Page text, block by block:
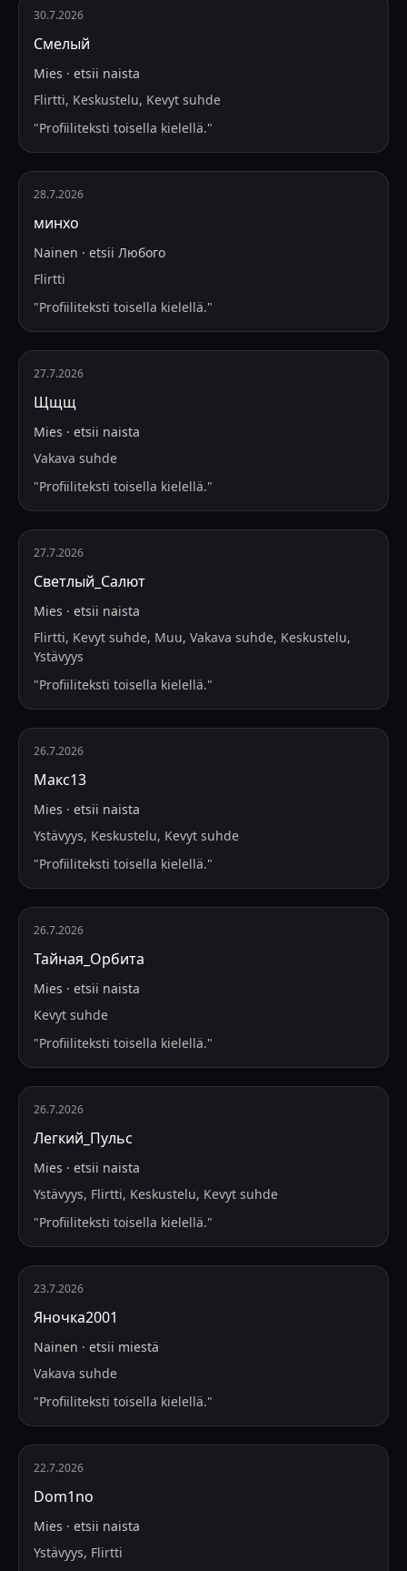
30.7.2026
Смелый
Mies · etsii naista
Flirtti, Keskustelu, Kevyt suhde
"Profiiliteksti toisella kielellä."
28.7.2026
минхо
Nainen · etsii Любого
Flirtti
"Profiiliteksti toisella kielellä."
27.7.2026
Щщщ
Mies · etsii naista
Vakava suhde
"Profiiliteksti toisella kielellä."
27.7.2026
Светлый_Салют
Mies · etsii naista
Flirtti, Kevyt suhde, Muu, Vakava suhde, Keskustelu,
Ystävyys
"Profiiliteksti toisella kielellä."
26.7.2026
Макс13
Mies · etsii naista
Ystävyys, Keskustelu, Kevyt suhde
"Profiiliteksti toisella kielellä."
26.7.2026
Тайная_Орбита
Mies · etsii naista
Kevyt suhde
"Profiiliteksti toisella kielellä."
26.7.2026
Легкий_Пульс
Mies · etsii naista
Ystävyys, Flirtti, Keskustelu, Kevyt suhde
"Profiiliteksti toisella kielellä."
23.7.2026
Яночка2001
Nainen · etsii miestä
Vakava suhde
"Profiiliteksti toisella kielellä."
22.7.2026
Dom1no
Mies · etsii naista
Ystävyys, Flirtti